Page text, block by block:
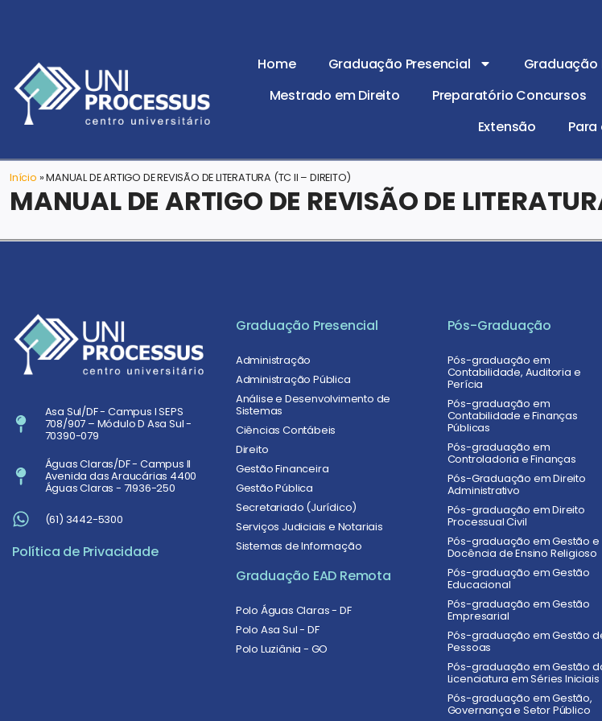
Home Graduação Presencial Graduação
Mestrado em Direito
Preparatório Concursos
Extensão
Para
Início »MANUAL DE ARTIGO DE REVISÃO DE LITERATURA (TC II – DIREITO)
MANUAL DE ARTIGO DE REVISÃO DE
Asa Sul/DF - Campus I SEPS
708/907 – Módulo D Asa Sul -
70390-079
Águas Claras/DF - Campus II
Avenida das Araucárias 4400
Águas Claras - 71936-250
(61) 3442-5300
Política de Privacidade
Graduação Presencial
Administração
Administração Pública
Análise e Desenvolvimento de
Sistemas
Ciências Contábeis
Direito
Gestão Financeira
Gestão Pública
Secretariado (Jurídico)
Serviços Judiciais e Notariais
Sistemas de Informação
Graduação EAD Remota
Polo Águas Claras - DF
Polo Asa Sul - DF
Polo Luziânia - GO
Pós-Graduação
Pós-graduação em
Contabilidade, Auditoria e
Perícia
Pós-graduação em
Contabilidade e Finanças
Públicas
Pós-graduação em
Controladoria e Finanças
Pós-Graduação em Direito
Administrativo
Pós-graduação em Direito
Processual Civil
Pós-graduação em Gestão e
Docência de Ensino Religioso
Pós-graduação em Gestão
Educacional
Pós-graduação em Gestão
Empresarial
Pós-graduação em Gestão
Pessoas
Pós-graduação em Gestão
Licenciatura em Séries Iniciais
Pós-graduação em Gestão,
Governança e Setor Público